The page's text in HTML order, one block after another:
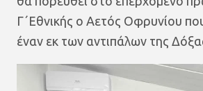
Γ΄Εθνικής ο Αετός Οφρυνίου
έναν εκ των αντιπάλων της